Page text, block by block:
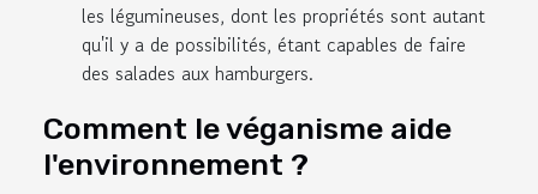
les légumineuses, dont les propriétés sont autant
qu'il y a de possibilités, étant capables de faire
des salades aux hamburgers.
Comment le véganisme aide
l'environnement ?